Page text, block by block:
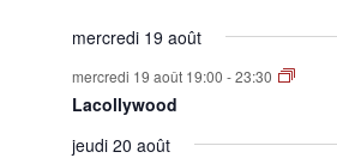
mercredi 19 août
mercredi 19 août 19:00 -23:30
Lacollywood
jeudi 20 août